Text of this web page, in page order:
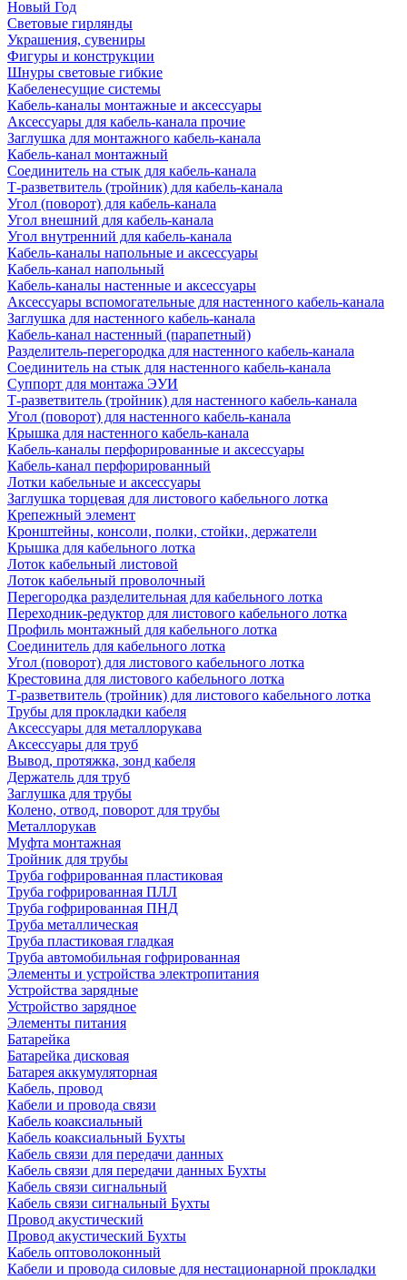
Новый Год
Световые гирлянды
Украшения, сувениры
Фигуры и конструкции
Шнуры световые гибкие
Кабеленесущие системы
Кабель-каналы монтажные и аксессуары
Аксессуары для кабель-канала прочие
Заглушка для монтажного кабель-канала
Кабель-канал монтажный
Соединитель на стык для кабель-канала
Т-разветвитель (тройник) для кабель-канала
Угол (поворот) для кабель-канала
Угол внешний для кабель-канала
Угол внутренний для кабель-канала
Кабель-каналы напольные и аксессуары
Кабель-канал напольный
Кабель-каналы настенные и аксессуары
Аксессуары вспомогательные для настенного кабель-канала
Заглушка для настенного кабель-канала
Кабель-канал настенный (парапетный)
Разделитель-перегородка для настенного кабель-канала
Соединитель на стык для настенного кабель-канала
Суппорт для монтажа ЭУИ
Т-разветвитель (тройник) для настенного кабель-канала
Угол (поворот) для настенного кабель-канала
Крышка для настенного кабель-канала
Кабель-каналы перфорированные и аксессуары
Кабель-канал перфорированный
Лотки кабельные и аксессуары
Заглушка торцевая для листового кабельного лотка
Крепежный элемент
Кронштейны, консоли, полки, стойки, держатели
Крышка для кабельного лотка
Лоток кабельный листовой
Лоток кабельный проволочный
Перегородка разделительная для кабельного лотка
Переходник-редуктор для листового кабельного лотка
Профиль монтажный для кабельного лотка
Соединитель для кабельного лотка
Угол (поворот) для листового кабельного лотка
Крестовина для листового кабельного лотка
Т-разветвитель (тройник) для листового кабельного лотка
Трубы для прокладки кабеля
Аксессуары для металлорукава
Аксессуары для труб
Вывод, протяжка, зонд кабеля
Держатель для труб
Заглушка для трубы
Колено, отвод, поворот для трубы
Металлорукав
Муфта монтажная
Тройник для трубы
Труба гофрированная пластиковая
Труба гофрированная ПЛЛ
Труба гофрированная ПНД
Труба металлическая
Труба пластиковая гладкая
Труба автомобильная гофрированная
Элементы и устройства электропитания
Устройства зарядные
Устройство зарядное
Элементы питания
Батарейка
Батарейка дисковая
Батарея аккумуляторная
Кабель, провод
Кабели и провода связи
Кабель коаксиальный
Кабель коаксиальный Бухты
Кабель связи для передачи данных
Кабель связи для передачи данных Бухты
Кабель связи сигнальный
Кабель связи сигнальный Бухты
Провод акустический
Провод акустический Бухты
Кабель оптоволоконный
Кабели и провода силовые для нестационарной прокладки